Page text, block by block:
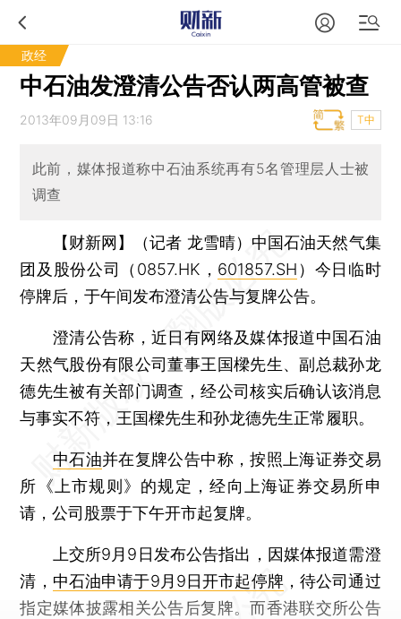
政经
中石油发澄清公告否认两高管被查
2013年09月09日 13:16 T中
此前，媒体报道称中石油系统再有5名管理层人士被
调查
【财新网】（记者 龙雪晴） 中国石油天然气集
团及股份公司（0857.HK， 601857.SH ）今日临时
停牌后，于午间发布澄清公告与复牌公告。
澄清公告称，近日有网络及媒体报道中国石油
天然气股份有限公司董事王国樑先生、副总裁孙龙
德先生被有关部门调查，经公司核实后确认该消息
与事实不符，王国樑先生和孙龙德先生正常履职。
中石油并在复牌公告中称，按照上海证券交易
所《上市规则》的规定，经向上海证券交易所申
请，公司股票于下午开市起复牌。
上交所9月9日发布公告指出，因媒体报道需澄
清， 中石油申请于9月9日开市起停牌，待公司通过
指定媒体披露相关公告后复牌。而香港联交所公告